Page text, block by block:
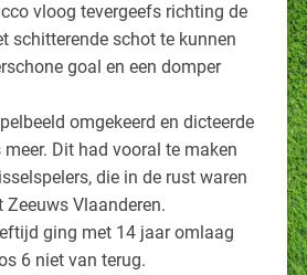
vloog tevergeefs richting de
schitterende schot te kunnen
goal en een domper
omgekeerd en dicteerde
meer. Dit had vooral te maken
die in de rust waren
Vlaanderen.
ging met 14 jaar omlaag
6 niet van terug.